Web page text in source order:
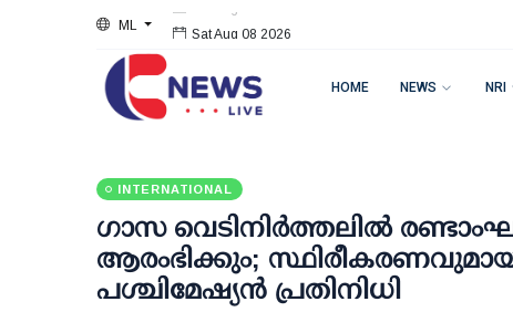
ML Sat Aug 08 2026
HOME NEWS NRI
INTERNATIONAL
ഗാസ വെടിനിർത്തലിൽ
ആരംഭിക്കും;
പശ്ചിമേഷ്യന്‍ പ്രതിനിധി